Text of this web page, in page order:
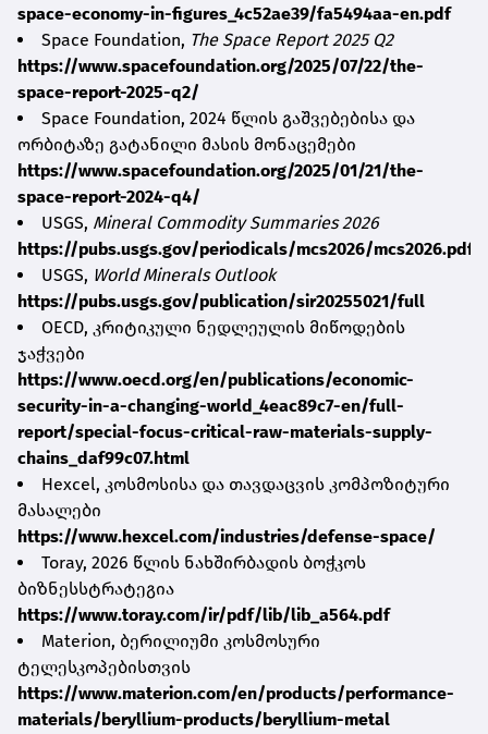
space-economy-in-figures_4c52ae39/fa5494aa-en.pdf
Space Foundation, The Space Report 2025 Q2
https://www.spacefoundation.org/2025/07/22/the-
space-report-2025-q2/
Space Foundation, 2024 წლის გაშვებებისა და
ორბიტაზე გატანილი მასის მონაცემები
https://www.spacefoundation.org/2025/01/21/the-
space-report-2024-q4/
USGS, Mineral Commodity Summaries 2026
https://pubs.usgs.gov/periodicals/mcs2026/mcs2026.pdf
USGS, World Minerals Outlook
https://pubs.usgs.gov/publication/sir20255021/full
OECD, კრიტიკული ნედლეულის მიწოდების
ჯაჭვები
https://www.oecd.org/en/publications/economic-
security-in-a-changing-world_4eac89c7-en/full-
report/special-focus-critical-raw-materials-supply-
chains_daf99c07.html
Hexcel, კოსმოსისა და თავდაცვის კომპოზიტური
მასალები
https://www.hexcel.com/industries/defense-space/
Toray, 2026 წლის ნახშირბადის ბოჭკოს
ბიზნესსტრატეგია
https://www.toray.com/ir/pdf/lib/lib_a564.pdf
Materion, ბერილიუმი კოსმოსური
ტელესკოპებისთვის
https://www.materion.com/en/products/performance-
materials/beryllium-products/beryllium-metal